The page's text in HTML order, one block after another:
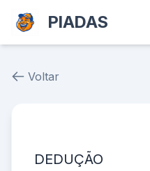
PIADAS
Voltar
DEDUÇÃO